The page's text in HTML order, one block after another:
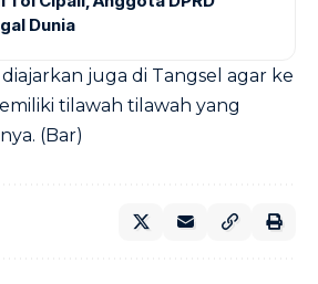
Dunia
juga di Tangsel agar ke
tilawah tilawah yang
(Bar)